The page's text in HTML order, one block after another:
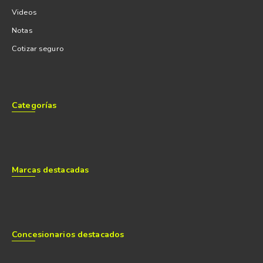
Videos
Notas
Cotizar seguro
Categorías
Marcas destacadas
Concesionarios destacados